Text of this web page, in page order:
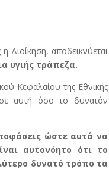
Διοίκηση, αποδεικνύεται
υγιής τράπεζα.
Κεφαλαίου της Εθνικής
αυτή όσο το δυνατόν
ώστε αυτά να
αυτονόητο ότι το
δυνατό τρόπο τα